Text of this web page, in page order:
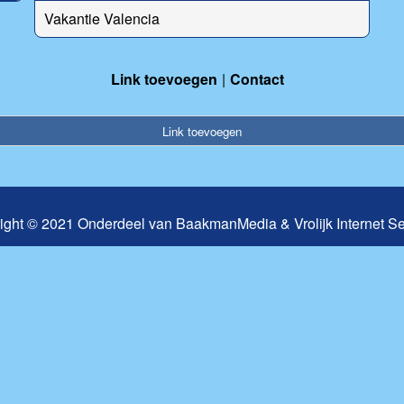
Vakantie Valencia
Link toevoegen Contact
Link toevoegen
© 2021 Onderdeel van BaakmanMedia& Vrolijk Internet